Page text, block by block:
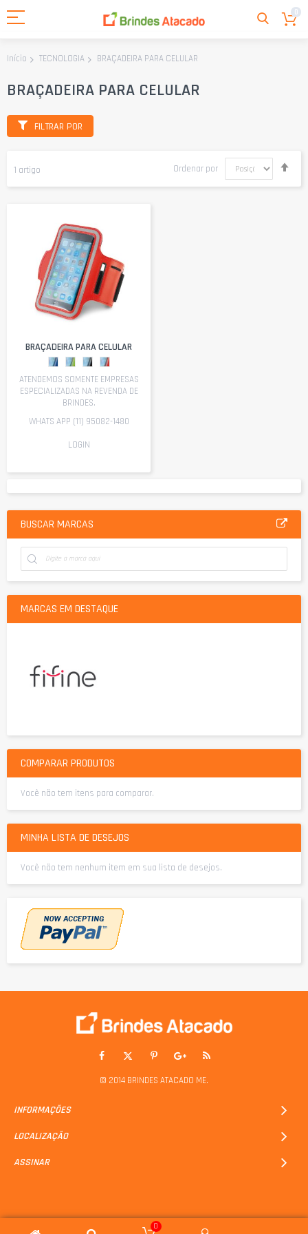
0
Início TECNOLOGIA BRAÇADEIRA PARA CELULAR
BRAÇADEIRA PARA CELULAR
1 artigo Ordenar por
BRAÇADEIRA PARA CELULAR
ATENDEMOS SOMENTE EMPRESAS
ESPECIALIZADAS NA REVENDA DE
BRINDES.
WHATS APP (11) 95082-1480
LOGIN
FILTRAR POR
BUSCAR MARCAS
MARCAS EM DESTAQUE
COMPARAR PRODUTOS
Você não tem itens para comparar.
MINHA LISTA DE DESEJOS
Você não tem nenhum item em sua lista de desejos.
© 2014 BRINDES ATACADO ME.
INFORMAÇÕES
LOCALIZAÇÃO
ASSINAR
0